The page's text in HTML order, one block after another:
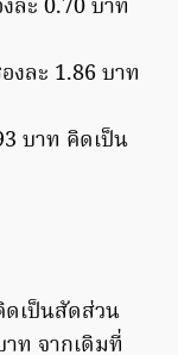
ละ 0.70 บาท
งละ 1.86 บาท
บาท คิดเป็น
ดเป็นสัดส่วน
ท จากเดิมที่